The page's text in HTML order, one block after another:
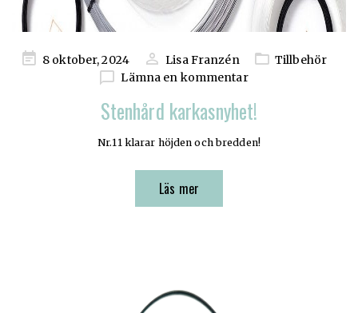
Publicerad
8 oktober, 2024 Lisa Franzén
Tillbehör
Lämna en kommentar
Stenhård karkasnyhet!
Nr.11 klarar höjden och bredden!
Läs mer